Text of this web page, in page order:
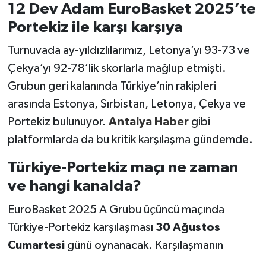
12 Dev Adam EuroBasket 2025’te
Portekiz ile karşı karşıya
Turnuvada ay-yıldızlılarımız, Letonya’yı 93-73 ve
Çekya’yı 92-78’lik skorlarla mağlup etmişti.
Grubun geri kalanında Türkiye’nin rakipleri
arasında Estonya, Sırbistan, Letonya, Çekya ve
Portekiz bulunuyor. Antalya Habergibi
platformlarda da bu kritik karşılaşma gündemde.
Türkiye-Portekiz maçı ne zaman
ve hangi kanalda?
EuroBasket 2025 A Grubu üçüncü maçında
Türkiye-Portekiz karşılaşması 30 Ağustos
Cumartesigünü oynanacak. Karşılaşmanın